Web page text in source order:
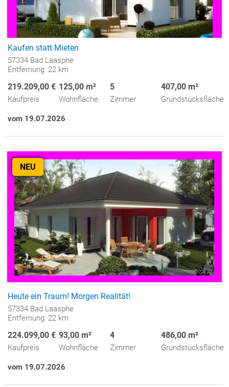
Kaufen statt Mieten
57334 Bad Laasphe
Entfernung: 22 km
219.209,00 €
Kaufpreis
125,00 m²
Wohnfläche
5
Zimmer
407,00 m²
Grundstücksfläche
vom 19.07.2026
NEU
Heute ein Traum! Morgen Realität!
57334 Bad Laasphe
Entfernung: 22 km
224.099,00 €
Kaufpreis
93,00 m²
Wohnfläche
4
Zimmer
486,00 m²
Grundstücksfläche
vom 19.07.2026